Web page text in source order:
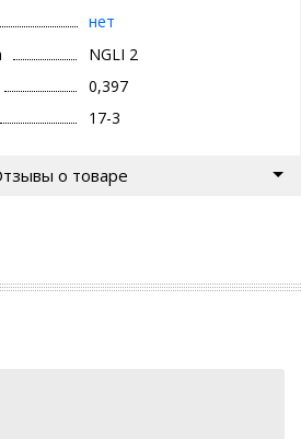
нет
NGLI 2
0,397
17-3
о товаре